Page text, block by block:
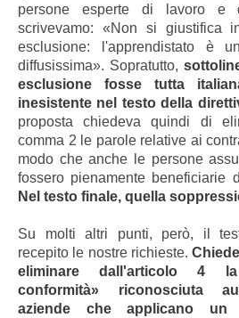
persone esperte di lavoro e
scrivevamo: «Non si giustifica
esclusione: l'apprendistato è
diffusissima». Sopratutto,
esclusione fosse tutta
inesistente nel testo della
proposta chiedeva quindi di
comma 2 le parole relative ai
modo che anche le persone
fossero pienamente beneficiarie
Nel testo finale, quella
Su molti altri punti, però, il
recepito le nostre richieste.
eliminare dall'articolo 4
conformità» riconosciuta
aziende che applicano un